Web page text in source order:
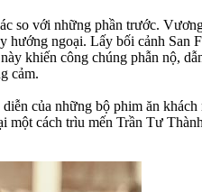
với những phần trước.
ngoại. Lấy bối cảnh San
khiến công chúng phẫn nộ,
cảm.
của những bộ phim ăn khách
cách trìu mến Trần Tư